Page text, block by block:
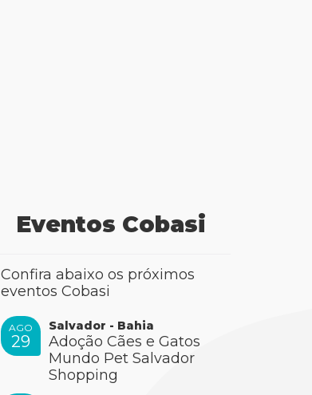
Eventos Cobasi
Confira abaixo os próximos
eventos Cobasi
AGO
29
Salvador - Bahia
Adoção Cães e Gatos
Mundo Pet Salvador
Shopping